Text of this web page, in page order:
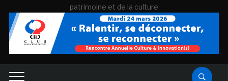
patrimoine et de la culture